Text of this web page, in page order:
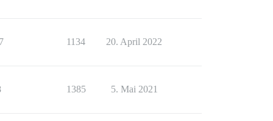
1134 20. April 2022
1385 5. Mai 2021